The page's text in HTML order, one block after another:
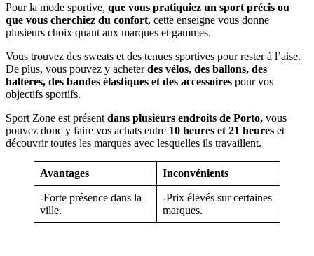
Pour la mode sportive, que vous pratiquiez un sport précis ou
que vous cherchiez du confort, cette enseigne vous donne
plusieurs choix quant aux marques et gammes.
Vous trouvez des sweats et des tenues sportives pour rester à l’aise.
De plus, vous pouvez y acheterdes vélos, des ballons, des
haltères, des bandes élastiques et des accessoires pour vos
objectifs sportifs.
Sport Zone est présent dans plusieurs endroits de Porto, vous
pouvez donc y faire vos achats entre 10 heures et 21 heures et
découvrir toutes les marques avec lesquelles ils travaillent.
Avantages Inconvénients
-Forte présence dans la
ville.
-Prix élevés sur certaines
marques.